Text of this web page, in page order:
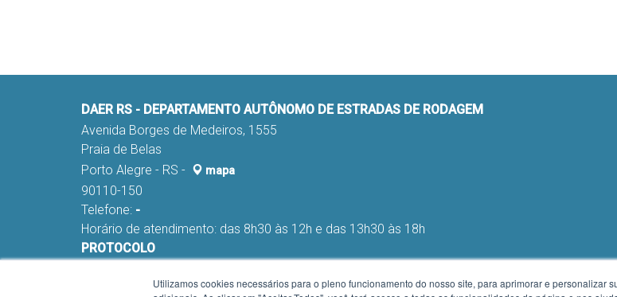
DAER RS - DEPARTAMENTO AUTÔNOMO DE ESTRADAS DE RODAGEM
Avenida Borges de Medeiros, 1555
Praia de Belas
Porto Alegre - RS -
mapa
90110-150
Telefone: -
Horário de atendimento: das 8h30 às 12h e das 13h30 às 18h
PROTOCOLO
nca-proa@daer.rs.gov.br
Utilizamos cookies necessários para o pleno funcionamento do nosso site, para aprimorar e personalizar